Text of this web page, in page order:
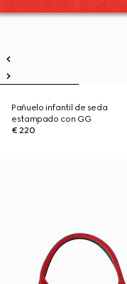
Pañuelo infantil de seda
estampado con GG
€ 220